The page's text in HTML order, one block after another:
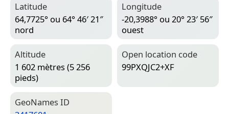
Latitude
64,7725° ou 64° 46′ 21″
nord
Longitude
-20,3988° ou 20° 23′ 56″
ouest
Altitude
1 602 mètres (5 256
pieds)
Open location code
99PXQJC2+XF
Geo­Names ID